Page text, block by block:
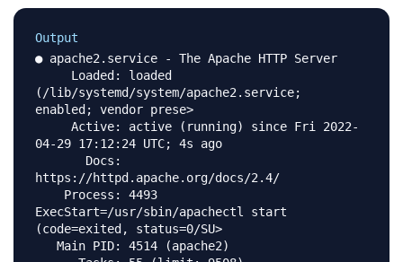
Output
● apache2.service - The Apache HTTP Server
(/lib/systemd/system/apache2.service;
enabled; vendor prese>
04-29 17:12:24 UTC; 4s ago
https://httpd.apache.org/docs/2.4/
ExecStart=/usr/sbin/apachectl start
(code=exited, status=0/SU>